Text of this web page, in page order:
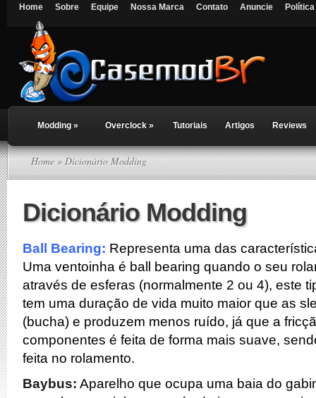
Home Sobre Equipe Nossa Marca Contato Anuncie
Modding » Overclock » Tutoriais Artigos Reviews
Home » Dicionário Modding
Dicionário Modding
Ball Bearing: Representa uma das
Uma ventoinha é ball bearing quando o seu
através de esferas (normalmente 2 ou 4), este
tem uma duração de vida muito maior que as
(bucha) e produzem menos ruído, já que a
componentes é feita de forma mais suave,
feita no rolamento.
Baybus: Aparelho que ocupa uma baia do